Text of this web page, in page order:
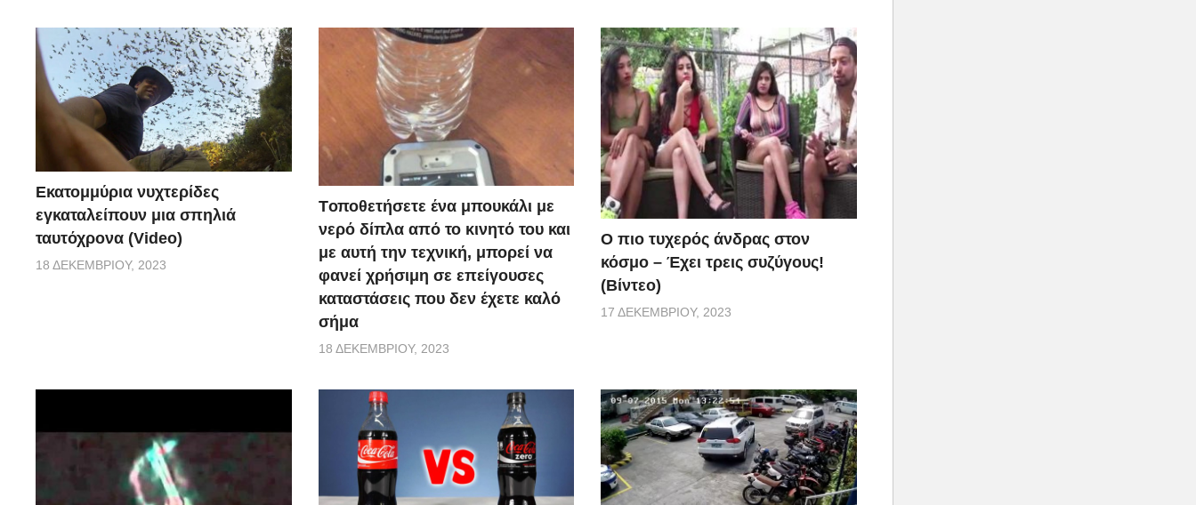
Εκατομμύρια νυχτερίδες
εγκαταλείπουν μια σπηλιά
ταυτόχρονα (Video)
18 ΔΕΚΕΜΒΡΊΟΥ, 2023
Tοποθετήσετε ένα μπουκάλι με
νερό δίπλα από το κινητό του και
με αυτή την τεχνική, μπορεί να
φανεί χρήσιμη σε επείγουσες
καταστάσεις που δεν έχετε καλό
σήμα
18 ΔΕΚΕΜΒΡΊΟΥ, 2023
Ο πιο τυχερός άνδρας στον
κόσμο – Έχει τρεις συζύγους!
(Βίντεο)
17 ΔΕΚΕΜΒΡΊΟΥ, 2023